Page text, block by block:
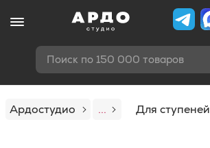
Поиск по 150 000 товаров
Ардостудио ... Для ступеней